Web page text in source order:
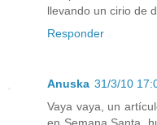
llevando un cirio de
Responder
Anuska 31/3/10
Vaya vaya, un